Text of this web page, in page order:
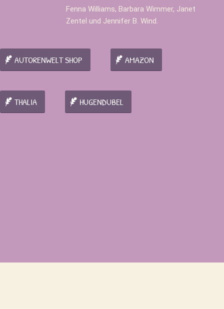
Fenna Williams, Barbara Wimmer, Janet
Zentel und Jennifer B. Wind.
AUTORENWELT SHOP AMAZON
THALIA HUGENDUBEL